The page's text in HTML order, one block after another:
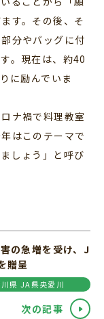
す。その後、そ
分やバッグに付
。現在は、約40
に励んでいま
ナ禍で料理教室
はこのテーマで
しょう」と呼び
の急増を受け、J
贈呈
県 JA県央愛川
次の記事